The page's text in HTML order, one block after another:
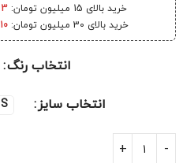
خرید بالای 15 میلیون تومان:
3 میلیون تومان
خرید بالای 30 میلیون تومان:
10 میلیون تومان
انتخاب رنگ
انتخاب سایز S